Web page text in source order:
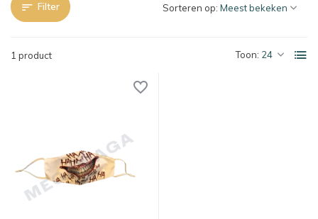
Filter
1 product Toon:
Sorteren op: